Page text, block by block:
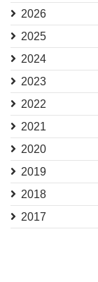
2026
2025
2024
2023
2022
2021
2020
2019
2018
2017